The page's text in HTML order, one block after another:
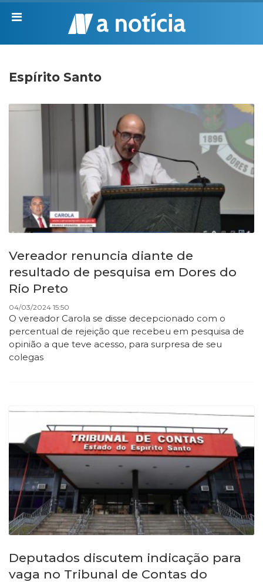
Espírito Santo
Vereador renuncia diante de
resultado de pesquisa em Dores do
Rio Preto
04/03/2024 15:50
O vereador Carola se disse decepcionado com o
percentual de rejeição que recebeu em pesquisa de
opinião a que teve acesso, para surpresa de seu
colegas
Deputados discutem indicação para
vaga no Tribunal de Contas do